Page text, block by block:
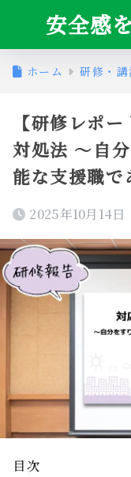
安全感
ホーム 研修・講
【研修レポ
対処法 〜自
能な支援職で
2025年10月14日
目次